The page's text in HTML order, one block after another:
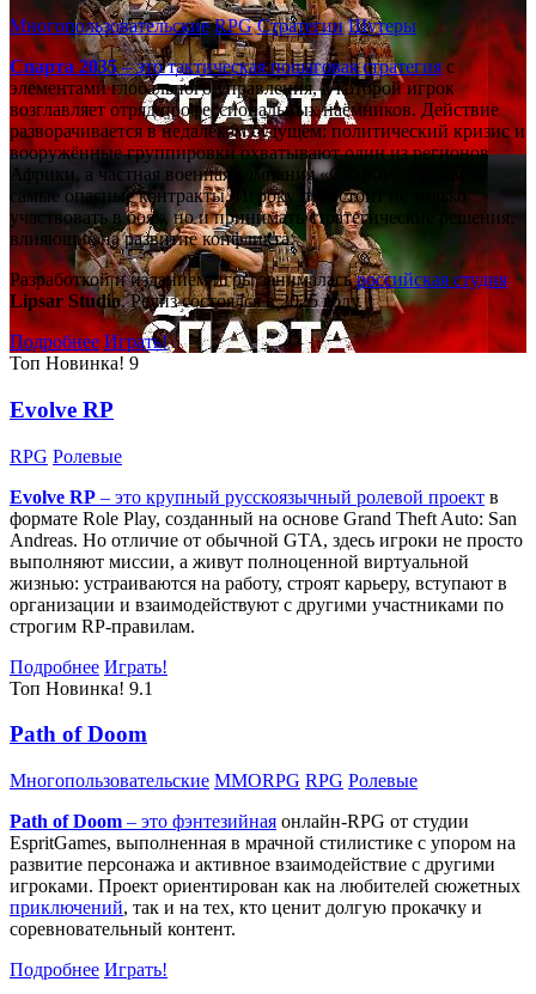
Многопользовательские RPG Стратегии Шутеры
Спарта 2035– это тактическаяпошаговая стратегияс
элементами глобального управления, в которой игрок
возглавляет отряд профессиональных наёмников. Действие
разворачивается в недалёком будущем: политический кризис и
вооружённые группировки охватывают один из регионов
Африки, а частная военная компания «Спарта» берётся за
самые опасные контракты. Игроку предстоит не только
участвовать в боях, но и принимать стратегические решения,
влияющие на развитие конфликта.
Разработкой и изданием игры занималасьроссийская студия
Lipsar Studio. Релиз состоялся в 2025 году.
Подробнее Играть!
Топ Новинка! 9
Evolve RP
RPG Ролевые
Evolve RP – это крупный русскоязычный ролевой проект в
формате Role Play, созданный на основе Grand Theft Auto: San
Andreas. Но отличие от обычной GTA, здесь игроки не просто
выполняют миссии, а живут полноценной виртуальной
жизнью: устраиваются на работу, строят карьеру, вступают в
организации и взаимодействуют с другими участниками по
строгим RP-правилам.
Подробнее Играть!
Топ Новинка! 9.1
Path of Doom
Многопользовательские MMORPG RPG Ролевые
Path of Doom – это фэнтезийная онлайн-RPG от студии
EspritGames, выполненная в мрачной стилистике с упором на
развитие персонажа и активное взаимодействие с другими
игроками. Проект ориентирован как на любителей сюжетных
приключений, так и на тех, кто ценит долгую прокачку и
соревновательный контент.
Подробнее Играть!